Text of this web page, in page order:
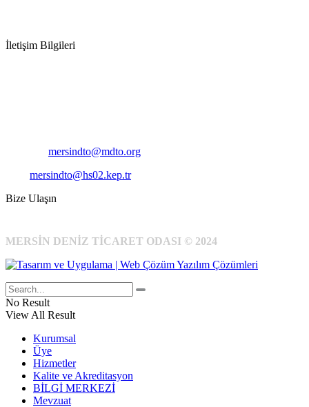
İletişim Bilgileri
mersindto@mdto.org
mersindto@hs02.kep.tr
Bize Ulaşın
MERSİN DENİZ TİCARET ODASI © 2024
No Result
View All Result
Kurumsal
Üye
Hizmetler
Kalite ve Akreditasyon
BİLGİ MERKEZİ
Mevzuat